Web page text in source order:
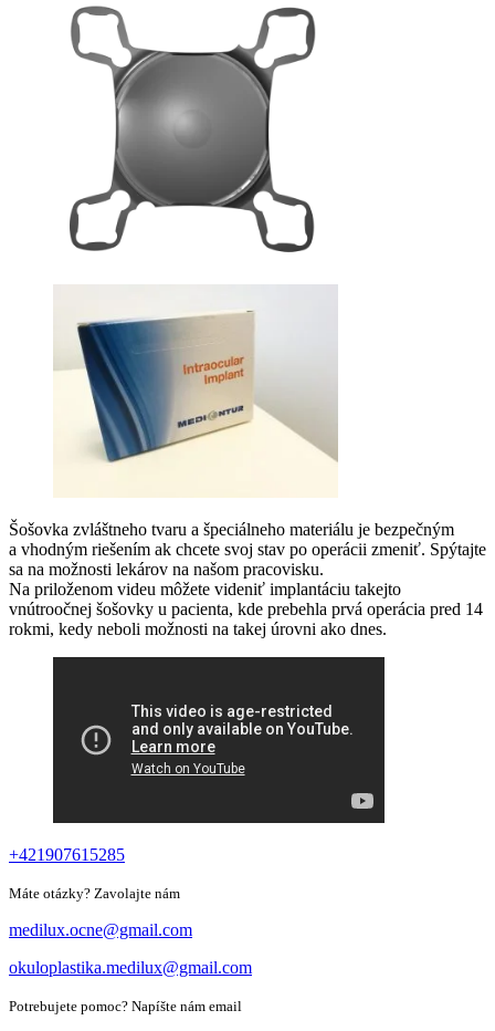
Šošovka zvláštneho tvaru a špeciálneho materiálu je bezpečným
a vhodným riešením ak chcete svoj stav po operácii zmeniť. Spýtajte
sa na možnosti lekárov na našom pracovisku.
Na priloženom videu môžete videniť implantáciu takejto
vnútroočnej šošovky u pacienta, kde prebehla prvá operácia pred 14
rokmi, kedy neboli možnosti na takej úrovni ako dnes.
+421907615285
Máte otázky? Zavolajte nám
medilux.ocne@gmail.com
okuloplastika.medilux@gmail.com
Potrebujete pomoc? Napíšte nám email